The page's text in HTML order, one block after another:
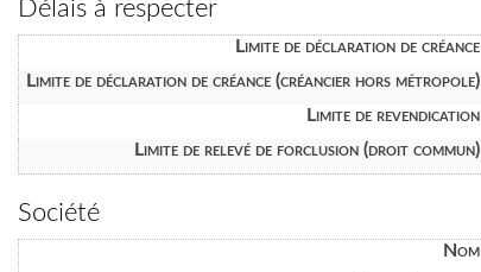
Délais à respecter
Limite de déclaration de créance
Limite de déclaration de créance (créancier hors métropole)
Limite de revendication
Limite de relevé de forclusion (droit commun)
Société
Nom